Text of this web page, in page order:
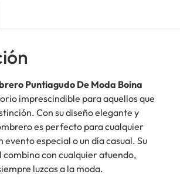
Puntiagudo De Moda Boina
imprescindible para aquellos que
Con su diseño elegante y
es perfecto para cualquier
evento especial o un día casual. Su
con cualquier atuendo,
luzcas a la moda.